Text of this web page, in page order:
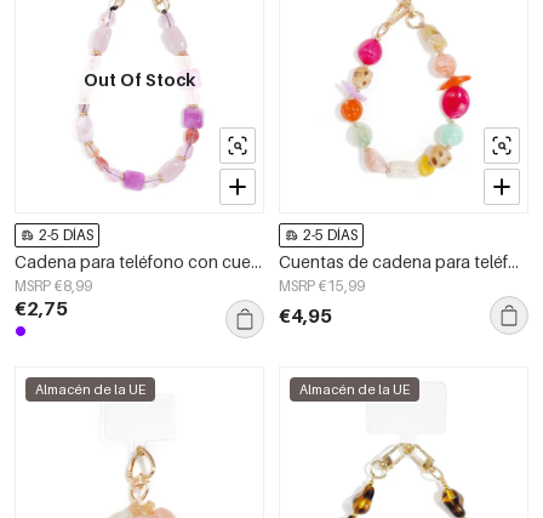
Out Of Stock
2-5 DÍAS
Cadena para teléfono con cuentas, accesorios casuales de acrílico para uso diario.
MSRP €8,99
€2,75
2-5 DÍAS
Cuentas de cadena para teléfono, acrílico, accesorios diarios
MSRP €15,99
€4,95
Almacén de la UE Almacén de la UE